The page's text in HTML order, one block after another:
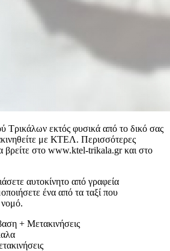
Τρικάλων εκτός φυσικά από το δικό σας
με ΚΤΕΛ. Περισσότερες
βρείτε στο www.ktel-trikala.gr και στο
αυτοκίνητο από γραφεία
ένα από τα ταξί που
νομό.
+ Μετακινήσεις